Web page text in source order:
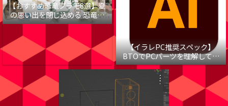
【おすすめ恐竜プラモ8選】夏
の思い出を閉じ込める 恐竜プ
ラモのキットレビュー
【イラレPC推奨スペック】
BTOでPCパーツを理解して重
いイラレの原因をさぐろう